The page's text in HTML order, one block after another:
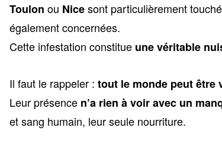
Toulon ou Nicesont particulièrement
également concernées.
Cette infestation constitue une véritable
Il faut le rappeler : tout le monde peut être
Leur présence n’a rien à voir avec un
et sang humain, leur seule nourriture.